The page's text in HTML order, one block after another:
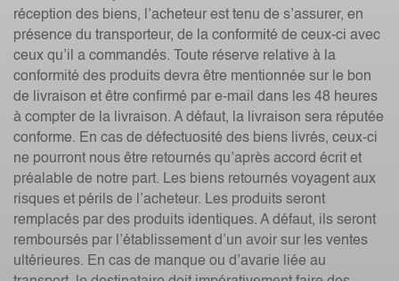
réception des biens, l’acheteur est tenu de s’assurer, en
présence du transporteur, de la conformité de ceux-ci avec
ceux qu’il a commandés. Toute réserve relative à la
conformité des produits devra être mentionnée sur le bon
de livraison et être confirmé par e-mail dans les 48 heures
à compter de la livraison. A défaut, la livraison sera réputée
conforme. En cas de défectuosité des biens livrés, ceux-ci
ne pourront nous être retournés qu’après accord écrit et
préalable de notre part. Les biens retournés voyagent aux
risques et périls de l’acheteur. Les produits seront
remplacés par des produits identiques. A défaut, ils seront
remboursés par l’établissement d’un avoir sur les ventes
ultérieures. En cas de manque ou d’avarie liée au